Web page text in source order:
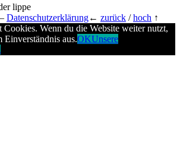
lippe
– Datenschutzerklärung← zurück /hoch ↑
Cookies. Wenn du die Website weiter nutzt,
Einverständnis aus.OKUnsere